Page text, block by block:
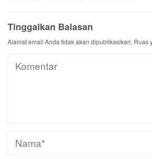
Tinggalkan Balasan
Alamat email Anda tidak akan dipublikasikan. Ruas